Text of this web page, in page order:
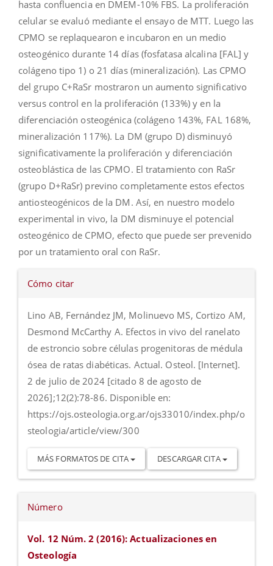
hasta confluencia en DMEM-10% FBS. La proliferación
celular se evaluó mediante el ensayo de MTT. Luego las
CPMO se replaquearon e incubaron en un medio
osteogénico durante 14 días (fosfatasa alcalina [FAL] y
colágeno tipo 1) o 21 días (mineralización). Las CPMO
del grupo C+RaSr mostraron un aumento significativo
versus control en la proliferación (133%) y en la
diferenciación osteogénica (colágeno 143%, FAL 168%,
mineralización 117%). La DM (grupo D) disminuyó
significativamente la proliferación y diferenciación
osteoblástica de las CPMO. El tratamiento con RaSr
(grupo D+RaSr) previno completamente estos efectos
antiosteogénicos de la DM. Así, en nuestro modelo
experimental in vivo, la DM disminuye el potencial
osteogénico de CPMO, efecto que puede ser prevenido
por un tratamiento oral con RaSr.
Detalles
del
artículo
Cómo citar
Lino AB, Fernández JM, Molinuevo MS, Cortizo AM,
Desmond McCarthy A. Efectos in vivo del ranelato
de estroncio sobre células progenitoras de médula
ósea de ratas diabéticas. Actual. Osteol. [Internet].
2 de julio de 2024 [citado 8 de agosto de
2026];12(2):78-86. Disponible en:
https://ojs.osteologia.org.ar/ojs33010/index.php/o
steologia/article/view/300
MÁS FORMATOS DE CITA DESCARGAR CITA
Número
Vol. 12 Núm. 2 (2016): Actualizaciones en
Osteología